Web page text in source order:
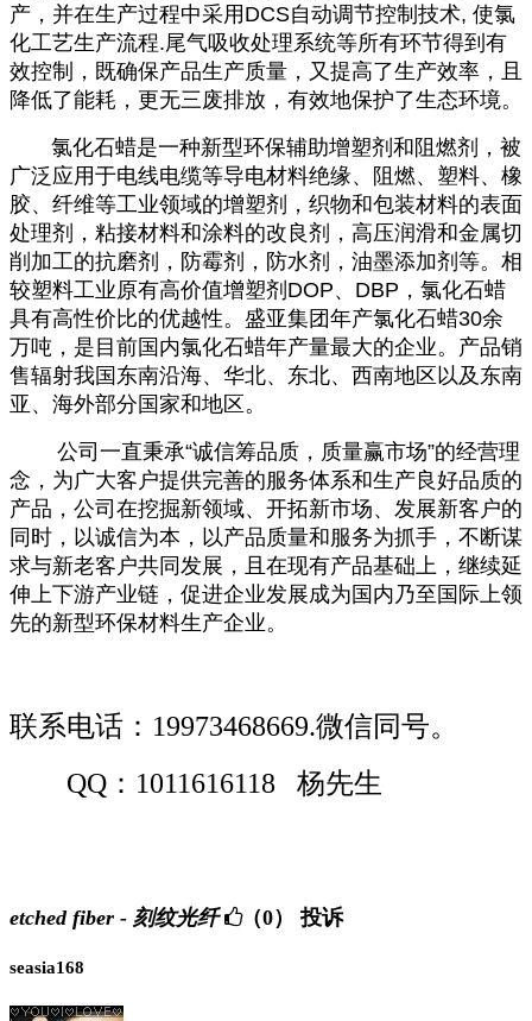
产，并在生产过程中采用DCS自动调节控制技术, 使氯
化工艺生产流程.尾气吸收处理系统等所有环节得到有
效控制，既确保产品生产质量，又提高了生产效率，且
降低了能耗，更无三废排放，有效地保护了生态环境。
氯化石蜡是一种新型环保辅助增塑剂和阻燃剂，被
广泛应用于电线电缆等导电材料绝缘、阻燃、塑料、橡
胶、纤维等工业领域的增塑剂，织物和包装材料的表面
处理剂，粘接材料和涂料的改良剂，高压润滑和金属切
削加工的抗磨剂，防霉剂，防水剂，油墨添加剂等。相
较塑料工业原有高价值增塑剂DOP、DBP，氯化石蜡
具有高性价比的优越性。盛亚集团年产氯化石蜡30余
万吨，是目前国内氯化石蜡年产量最大的企业。产品销
售辐射我国东南沿海、华北、东北、西南地区以及东南
亚、海外部分国家和地区。
公司一直秉承“诚信筹品质，质量赢市场”的经营理
念，为广大客户提供完善的服务体系和生产良好品质的
产品，公司在挖掘新领域、开拓新市场、发展新客户的
同时，以诚信为本，以产品质量和服务为抓手，不断谋
求与新老客户共同发展，且在现有产品基础上，继续延
伸上下游产业链，促进企业发展成为国内乃至国际上领
先的新型环保材料生产企业。
联系电话：19973468669.微信同号。
QQ：1011616118 杨先生
etched fiber - 刻纹光纤 （0） 投诉
seasia168